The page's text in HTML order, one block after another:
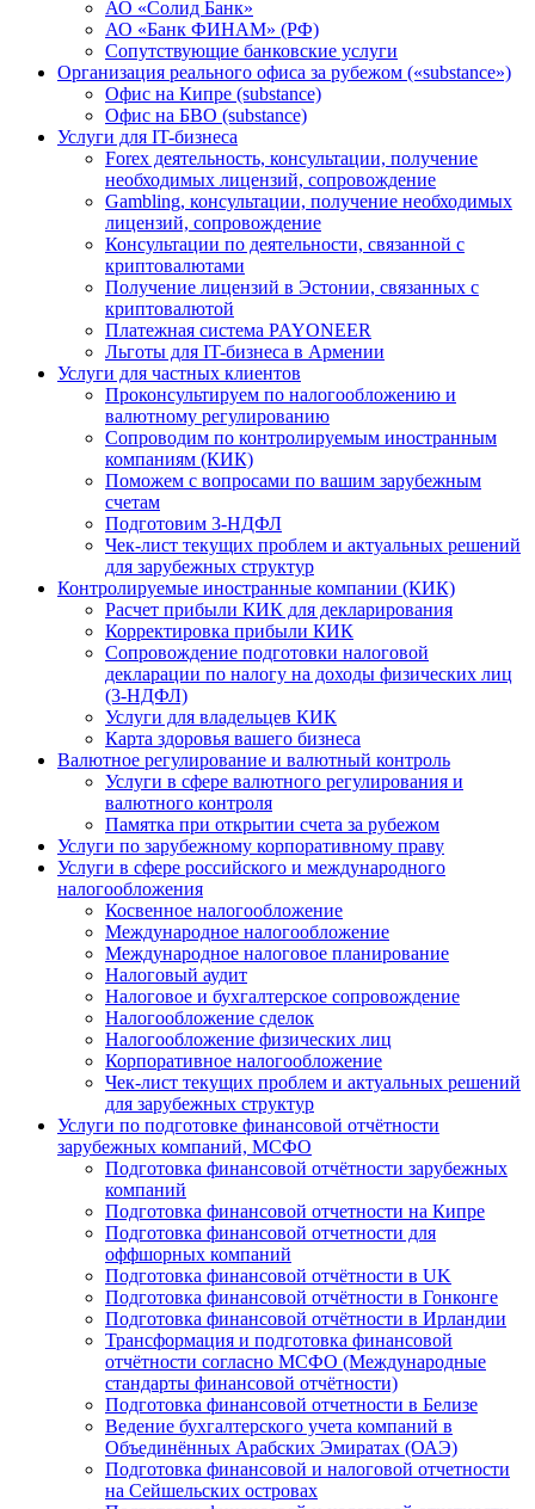
АО «Солид Банк»
АО «Банк ФИНАМ» (РФ)
Сопутствующие банковские услуги
Организация реального офиса за рубежом («substance»)
Офис на Кипре (substance)
Офис на БВО (substance)
Услуги для IT-бизнеса
Forex деятельность, консультации, получение
необходимых лицензий, сопровождение
Gambling, консультации, получение необходимых
лицензий, сопровождение
Консультации по деятельности, связанной с
криптовалютами
Получение лицензий в Эстонии, связанных с
криптовалютой
Платежная система PAYONEER
Льготы для IT-бизнеса в Армении
Услуги для частных клиентов
Проконсультируем по налогообложению и
валютному регулированию
Сопроводим по контролируемым иностранным
компаниям (КИК)
Поможем с вопросами по вашим зарубежным
счетам
Подготовим 3-НДФЛ
Чек-лист текущих проблем и актуальных решений
для зарубежных структур
Контролируемые иностранные компании (КИК)
Расчет прибыли КИК для декларирования
Корректировка прибыли КИК
Сопровождение подготовки налоговой
декларации по налогу на доходы физических лиц
(3-НДФЛ)
Услуги для владельцев КИК
Карта здоровья вашего бизнеса
Валютное регулирование и валютный контроль
Услуги в сфере валютного регулирования и
валютного контроля
Памятка при открытии счета за рубежом
Услуги по зарубежному корпоративному праву
Услуги в сфере российского и международного
налогообложения
Косвенное налогообложение
Международное налогообложение
Международное налоговое планирование
Налоговый аудит
Налоговое и бухгалтерское сопровождение
Налогообложение сделок
Налогообложение физических лиц
Корпоративное налогообложение
Чек-лист текущих проблем и актуальных решений
для зарубежных структур
Услуги по подготовке финансовой отчётности
зарубежных компаний, МСФО
Подготовка финансовой отчётности зарубежных
компаний
Подготовка финансовой отчетности на Кипре
Подготовка финансовой отчетности для
оффшорных компаний
Подготовка финансовой отчётности в UK
Подготовка финансовой отчётности в Гонконге
Подготовка финансовой отчётности в Ирландии
Трансформация и подготовка финансовой
отчётности согласно МСФО (Международные
стандарты финансовой отчётности)
Подготовка финансовой отчетности в Белизе
Ведение бухгалтерского учета компаний в
Объединённых Арабских Эмиратах (ОАЭ)
Подготовка финансовой и налоговой отчетности
на Сейшельских островах